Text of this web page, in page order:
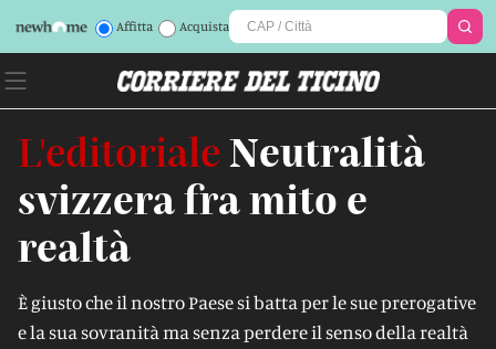
Affitta Acquista
L'editoriale Neutralità
svizzera fra mito e
realtà
È giusto che il nostro Paese si batta per le sue prerogative
e la sua sovranità ma senza perdere il senso della realtà